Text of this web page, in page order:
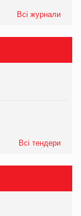
Всі журнали
Всі тендери